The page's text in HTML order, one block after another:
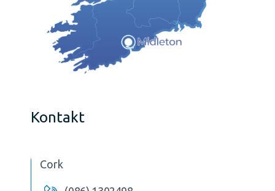
Kontakt
Cork